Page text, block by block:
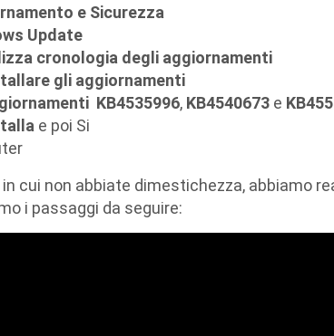
e Sicurezza
Update
cronologia degli aggiornamenti
gli aggiornamenti
KB4535996, KB4540673 e
e poi Si
cui non abbiate dimestichezza, abbiamo
i passaggi da seguire: